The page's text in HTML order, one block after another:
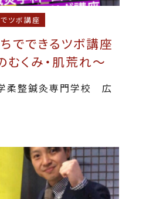
ツボ講座
ちでできるツボ講座
くみ・肌荒れ～
柔整鍼灸専門学校 広